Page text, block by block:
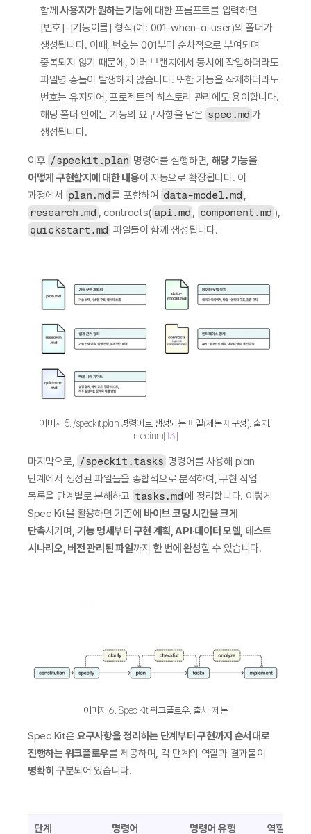
함께 사용자가 원하는 기능에 대한 프롬프트를 입력하면
[번호]-[기능이름] 형식(예: 001-when-a-user)의 폴더가
생성됩니다. 이때, 번호는 001부터 순차적으로 부여되며
중복되지 않기 때문에, 여러 브랜치에서 동시에 작업하더라도
파일명 충돌이 발생하지 않습니다. 또한 기능을 삭제하더라도
번호는 유지되어, 프로젝트의 히스토리 관리에도 용이합니다.
해당 폴더 안에는 기능의 요구사항을 담은 spec.md 가
생성됩니다.
이후 /speckit.plan 명령어를 실행하면, 해당 기능을
어떻게 구현할지에 대한 내용이 자동으로 확장됩니다. 이
과정에서
plan.md를 포함하여 data-model.md
research.md , contracts( api.md , component.md
quickstart.md 파일들이 함께 생성됩니다.
이미지 5. /speckit.plan 명령어로 생성되는 파일(제논 재구성). 출처.
medium[13]
마지막으로, /speckit.tasks 명령어를 사용해 plan
단계에서 생성된 파일들을 종합적으로 분석하여, 구현 작업
목록을 단계별로 분해하고 tasks.md 에 정리합니다. 이렇게
Spec Kit을 활용하면 기존에 바이브 코딩 시간을 크게
단축시키며, 기능 명세부터 구현 계획, API·데이터 모델, 테스트
시나리오, 버전 관리된 파일까지 한 번에 완성할 수 있습니다.
이미지 6. Spec Kit 워크플로우. 출처. 제논
Spec Kit은 요구사항을 정리하는 단계부터 구현까지 순서대로
진행하는 워크플로우
명확히 구분되어 있습니다.
단계 명령어 명령어 유형 역할 (무엇